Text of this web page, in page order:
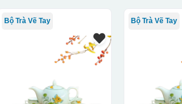
Bộ Trà Vẽ Tay Bộ Trà Vẽ Tay